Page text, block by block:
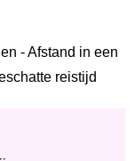
- Afstand in een
reistijd